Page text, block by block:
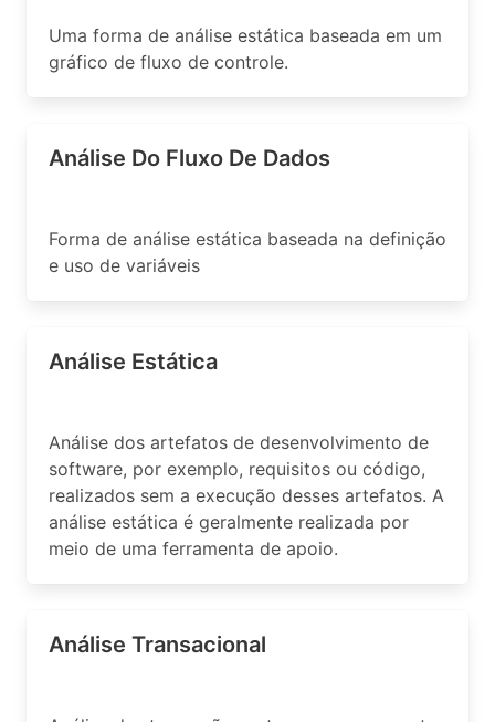
Uma forma de análise estática baseada em um
gráfico de fluxo de controle.
Análise Do Fluxo De Dados
Forma de análise estática baseada na definição
e uso de variáveis
Análise Estática
Análise dos artefatos de desenvolvimento de
software, por exemplo, requisitos ou código,
realizados sem a execução desses artefatos. A
análise estática é geralmente realizada por
meio de uma ferramenta de apoio.
Análise Transacional